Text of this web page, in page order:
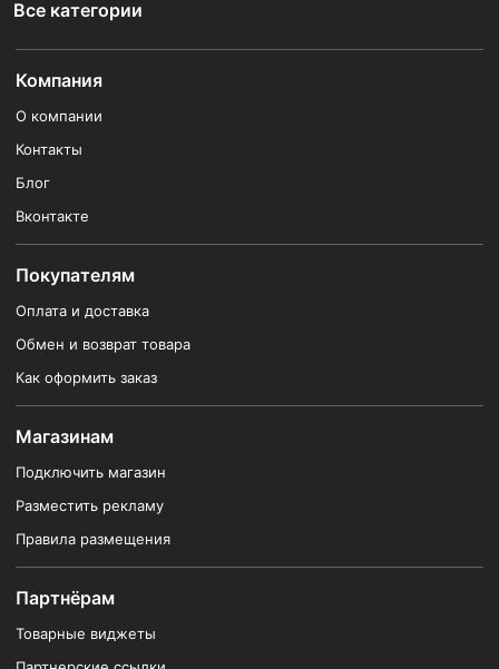
Все категории
Компания
О компании
Контакты
Блог
Вконтакте
Покупателям
Оплата и доставка
Обмен и возврат товара
Как оформить заказ
Магазинам
Подключить магазин
Разместить рекламу
Правила размещения
Партнёрам
Товарные виджеты